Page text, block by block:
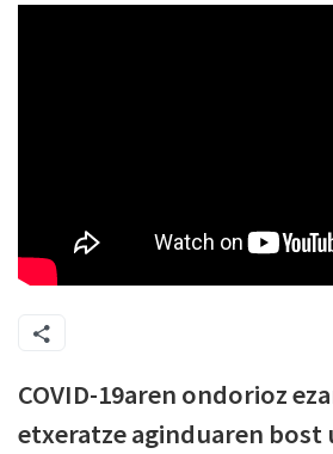
COVID-19aren ondorioz
etxeratze aginduaren bost